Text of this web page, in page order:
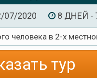
07/2020 8 ДНЕЙ -
человека в 2-х
тур